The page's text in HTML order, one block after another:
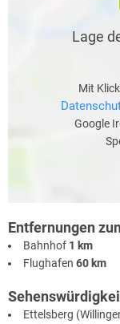
Lage
Mit
Google
Entfernungen
Bahnhof 1 km
Flughafen 60 km
Ettelsberg